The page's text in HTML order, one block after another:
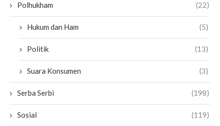
Polhukham (22)
Hukum dan Ham (5)
Politik (13)
Suara Konsumen (3)
Serba Serbi (198)
Sosial (119)